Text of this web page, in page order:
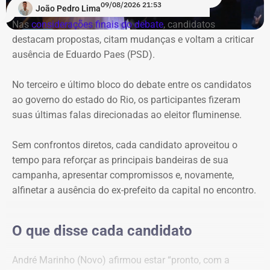
os candidatos evitaram direcionar questionamentos a
Garotinho, enquanto Douglas Ruas e André Marinho
protagonizaram uma espécie de dobradinha, utilizando
suas perguntas para abrir espaço para o outro apresentar
foi reservado às considerações finais.
dominam primeiro bloco
Logo na primeira rodada, a ausência de Eduardo Paes
dividiu espaço com as referências ao ex-presidente da
policial.
A primeira menção a Bacellar foi feita por William Siri
João Pedro Lima09/08/2026 21:53
Nas considerações finais do debate, candidatos
destacam propostas, citam mudanças e voltam a criticar
ausência de Eduardo Paes (PSD).
No terceiro e último bloco do debate entre os candidatos
ao governo do estado do Rio, os participantes fizeram
suas últimas falas direcionadas ao eleitor fluminense.
Sem confrontos diretos, cada candidato aproveitou o
tempo para reforçar as principais bandeiras de sua
campanha, apresentar compromissos e, novamente,
alfinetar a ausência do ex-prefeito da capital no encontro.
O que disse cada candidato
André Marinho (Novo) afirmou estar “pronto, com a